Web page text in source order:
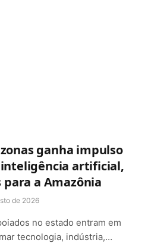
ganha impulso
artificial,
a Amazônia
de 2026
no estado entram em
tecnologia, indústria,…